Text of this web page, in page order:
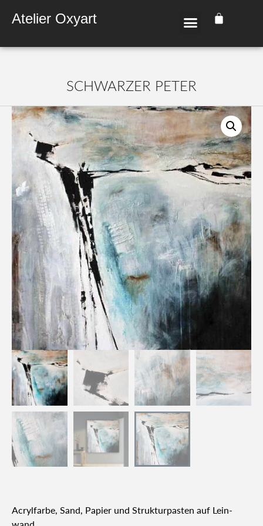
Atelier Oxyart
SCHWAR­ZER PETER
Acryl­far­be, Sand, Papier und Struk­tur­pas­ten auf Lein­